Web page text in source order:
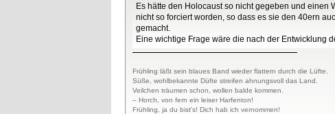
Es hätte den Holocaust so nicht gegeben und einen
nicht so forciert worden, so dass es sie den 40ern
gemacht.
Eine wichtige Frage wäre die nach der Entwicklung
Frühling läßt sein blaues Band wieder flattern durch die Lüfte.
Süße, wohlbekannte Düfte streifen ahnungsvoll das Land.
Veilchen träumen schon, wollen balde kommen.
– Horch, von fern ein leiser Harfenton!
Frühling, ja du bist's! Dich hab ich vernommen!